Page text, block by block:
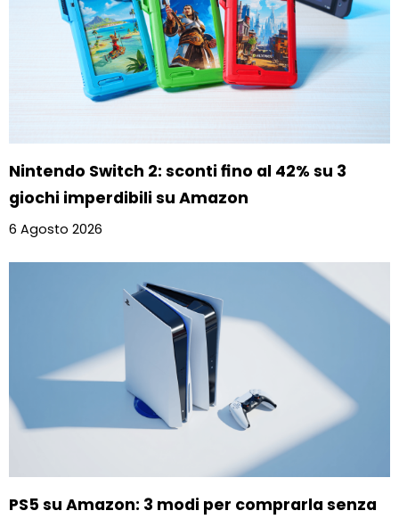
Nintendo Switch 2: sconti fino al 42% su 3
giochi imperdibili su Amazon
6 Agosto 2026
PS5 su Amazon: 3 modi per comprarla senza